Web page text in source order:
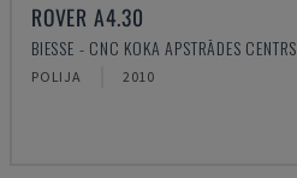
ROVER A4.30
BIESSE - CNC KOKA APSTRĀDES CENTRS
POLIJA 2010